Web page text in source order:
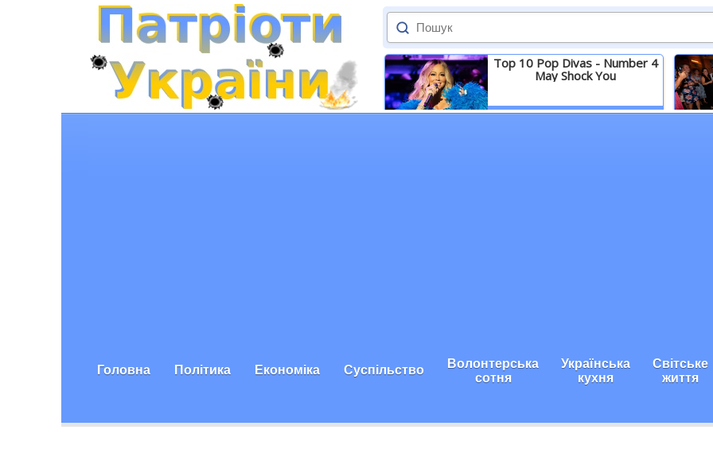
Top 10 Pop Divas - Number 4
May Shock You
Детальніше
Головна Політика Економіка Суспільство Волонтерська
сотня
Українська
кухня
Світське
життя